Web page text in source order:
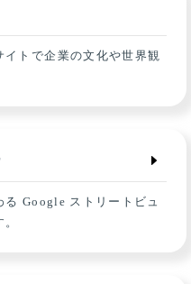
トで企業の文化や世界観
Google ストリートビュ